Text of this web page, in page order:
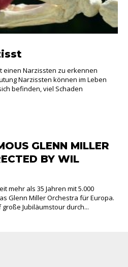
einen Narzissten zu erkennen
Narzissten können im Leben
befinden, viel Schaden
GLENN MILLER
BY WIL
mehr als 35 Jahren mit 5.000
Glenn Miller Orchestra für Europa.
Jubiläumstour durch...